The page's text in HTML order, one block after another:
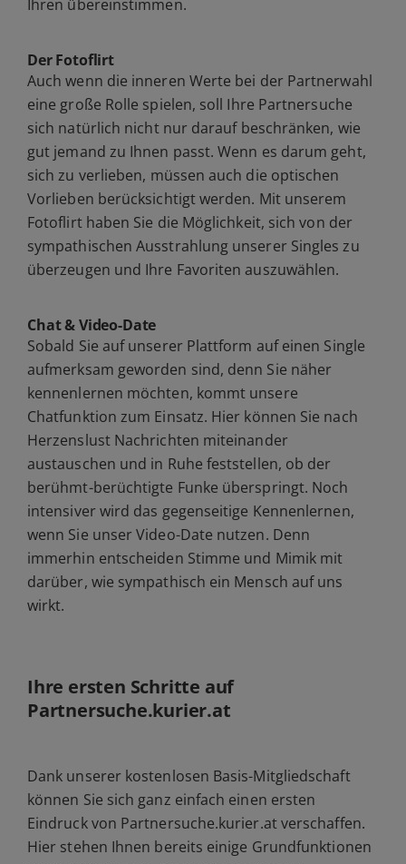
Ihren übereinstimmen.
Der Fotoflirt
Auch wenn die inneren Werte bei der Partnerwahl
eine große Rolle spielen, soll Ihre Partnersuche
sich natürlich nicht nur darauf beschränken, wie
gut jemand zu Ihnen passt. Wenn es darum geht,
sich zu verlieben, müssen auch die optischen
Vorlieben berücksichtigt werden. Mit unserem
Fotoflirt haben Sie die Möglichkeit, sich von der
sympathischen Ausstrahlung unserer Singles zu
überzeugen und Ihre Favoriten auszuwählen.
Chat & Video-Date
Sobald Sie auf unserer Plattform auf einen Single
aufmerksam geworden sind, denn Sie näher
kennenlernen möchten, kommt unsere
Chatfunktion zum Einsatz. Hier können Sie nach
Herzenslust Nachrichten miteinander
austauschen und in Ruhe feststellen, ob der
berühmt-berüchtigte Funke überspringt. Noch
intensiver wird das gegenseitige Kennenlernen,
wenn Sie unser Video-Date nutzen. Denn
immerhin entscheiden Stimme und Mimik mit
darüber, wie sympathisch ein Mensch auf uns
wirkt.
Ihre ersten Schritte auf
Partnersuche.kurier.at
Dank unserer kostenlosen Basis-Mitgliedschaft
können Sie sich ganz einfach einen ersten
Eindruck von Partnersuche.kurier.at verschaffen.
Hier stehen Ihnen bereits einige Grundfunktionen